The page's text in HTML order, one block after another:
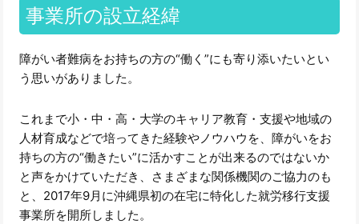
事業所の設立経緯
障がい者難病をお持ちの方の“働く”にも寄り添いたいとい
う思いがありました。
これまで小・中・高・大学のキャリア教育・支援や地域の
人材育成などで培ってきた経験やノウハウを、障がいをお
持ちの方の“働きたい”に活かすことが出来るのではないか
と声をかけていただき、さまざまな関係機関のご協力のも
と、2017年9月に沖縄県初の在宅に特化した就労移行支援
事業所を開所しました。